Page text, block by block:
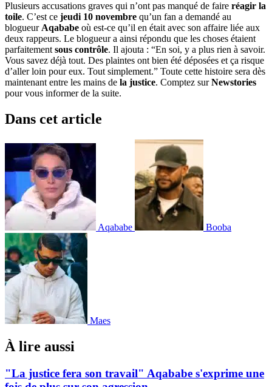
Plusieurs accusations graves qui n’ont pas manqué de faire réagir la
toile. C’est ce jeudi 10 novembre qu’un fan a demandé au
blogueur Aqababe où est-ce qu’il en était avec son affaire liée aux
deux rappeurs. Le blogueur a ainsi répondu que les choses étaient
parfaitement sous contrôle. Il ajouta : “En soi, y a plus rien à savoir.
Vous savez déjà tout. Des plaintes ont bien été déposées et ça risque
d’aller loin pour eux. Tout simplement.” Toute cette histoire sera dès
maintenant entre les mains de la justice. Comptez surNewstories
pour vous informer de la suite.
Dans cet article
Aqababe Booba
Maes
À lire aussi
"La justice fera son travail" Aqababe s'exprime une